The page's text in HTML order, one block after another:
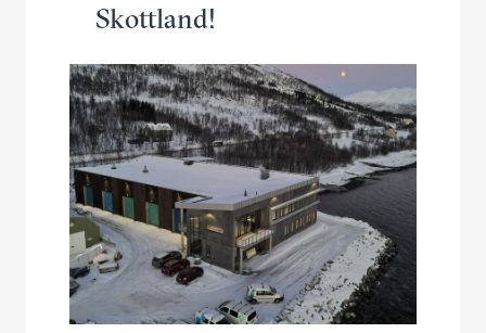
Skottland!